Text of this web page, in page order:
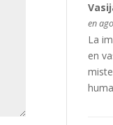
en
La
en